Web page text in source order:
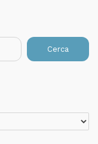
Ricerca
per: